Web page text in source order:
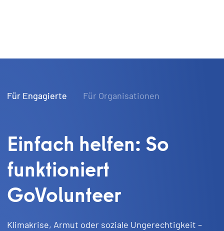
Für Engagierte Für Organisationen
Einfach helfen: So
funktioniert
GoVolunteer
Klimakrise, Armut oder soziale Ungerechtigkeit –